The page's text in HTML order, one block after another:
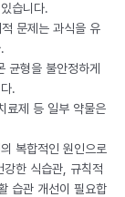
습니다.
문제는 과식을 유
균형을 불안정하게
.
료제 등 일부 약물은
복합적인 원인으로
한 식습관, 규칙적
습관 개선이 필요합